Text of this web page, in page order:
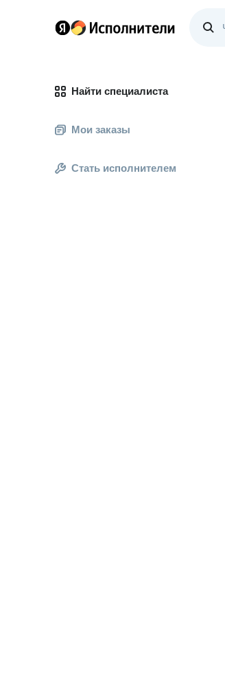
Найти специалиста
Мои заказы
Стать исполнителем